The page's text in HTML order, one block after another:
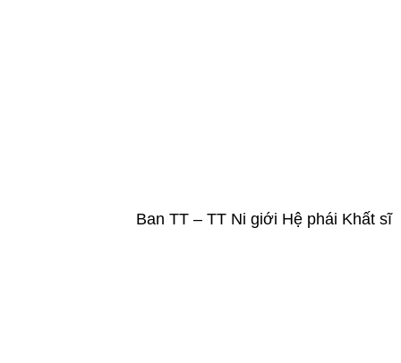
Ban TT – TT Ni giới Hệ phái Khất sĩ